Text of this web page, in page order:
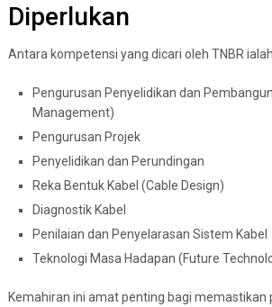
Diperlukan
Antara kompetensi yang dicari oleh TNBR
Pengurusan Penyelidikan dan
Management)
Pengurusan Projek
Penyelidikan dan Perundingan
Reka Bentuk Kabel (Cable Design)
Diagnostik Kabel
Penilaian dan Penyelarasan Sistem Kabel
Teknologi Masa Hadapan (Future
Kemahiran ini amat penting bagi memastikan